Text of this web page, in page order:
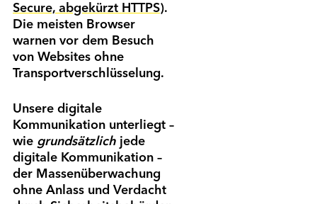
Secure, abgekürzt HTTPS).
Die meisten Browser
warnen vor dem Besuch
von Websites ohne
Transport­verschlüsselung.
Unsere digitale
Kommunikation unterliegt –
wie grundsätzlich jede
digitale Kommunikation –
der Massen­überwachung
ohne Anlass und Verdacht
Informationen.
Mitglied werden
Anmelden
Warenkorb